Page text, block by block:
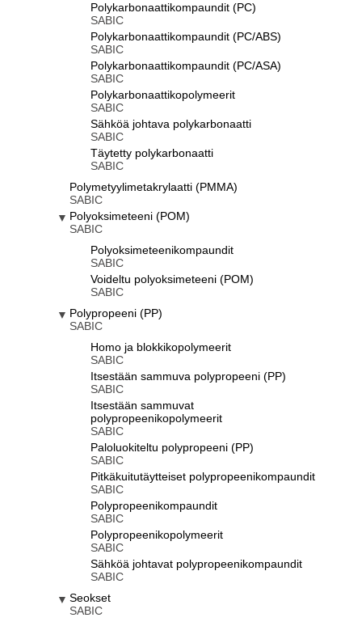
Polykarbonaattikompaundit (PC)
SABIC
Polykarbonaattikompaundit (PC/ABS)
SABIC
Polykarbonaattikompaundit (PC/ASA)
SABIC
Polykarbonaattikopolymeerit
SABIC
Sähköä johtava polykarbonaatti
SABIC
Täytetty polykarbonaatti
SABIC
Polymetyylimetakrylaatti (PMMA)
SABIC
Polyoksimeteeni (POM)
SABIC
Polyoksimeteenikompaundit
SABIC
Voideltu polyoksimeteeni (POM)
SABIC
Polypropeeni (PP)
SABIC
Homo ja blokkikopolymeerit
SABIC
Itsestään sammuva polypropeeni (PP)
SABIC
Itsestään sammuvat
polypropeenikopolymeerit
SABIC
Paloluokiteltu polypropeeni (PP)
SABIC
Pitkäkuitutäytteiset polypropeenikompaundit
SABIC
Polypropeenikompaundit
SABIC
Polypropeenikopolymeerit
SABIC
Sähköä johtavat polypropeenikompaundit
SABIC
Seokset
SABIC